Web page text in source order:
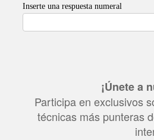
¡Únete a
Participa en exclusivos
técnicas más punteras